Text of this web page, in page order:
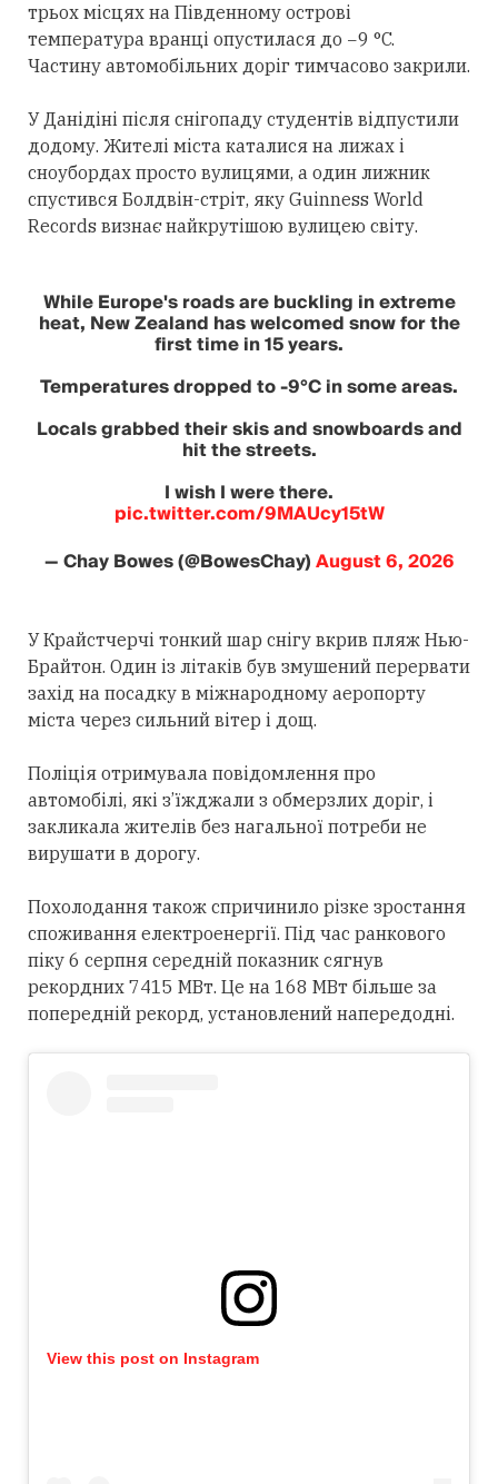
трьох місцях на Південному острові
температура вранці опустилася до −9 °C.
Частину автомобільних доріг тимчасово закрили.
У Данідіні після снігопаду студентів відпустили
додому. Жителі міста каталися на лижах і
сноубордах просто вулицями, а один лижник
спустився Болдвін-стріт, яку Guinness World
Records визнає найкрутішою вулицею світу.
While Europe's roads are buckling in extreme
heat, New Zealand has welcomed snow for the
first time in 15 years.
Temperatures dropped to -9°C in some areas.
Locals grabbed their skis and snowboards and
hit the streets.
I wish I were there.
pic.twitter.com/9MAUcy15tW
— Chay Bowes (@BowesChay)August 6, 2026
У Крайстчерчі тонкий шар снігу вкрив пляж Нью-
Брайтон. Один із літаків був змушений перервати
захід на посадку в міжнародному аеропорту
міста через сильний вітер і дощ.
Поліція отримувала повідомлення про
автомобілі, які з’їжджали з обмерзлих доріг, і
закликала жителів без нагальної потреби не
вирушати в дорогу.
Похолодання також спричинило різке зростання
споживання електроенергії. Під час ранкового
піку 6 серпня середній показник сягнув
рекордних 7415 МВт. Це на 168 МВт більше за
попередній рекорд, установлений напередодні.
View this post on Instagram